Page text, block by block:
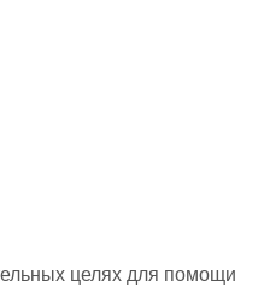
целях для помощи